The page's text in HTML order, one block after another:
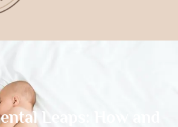
Leaps: How and